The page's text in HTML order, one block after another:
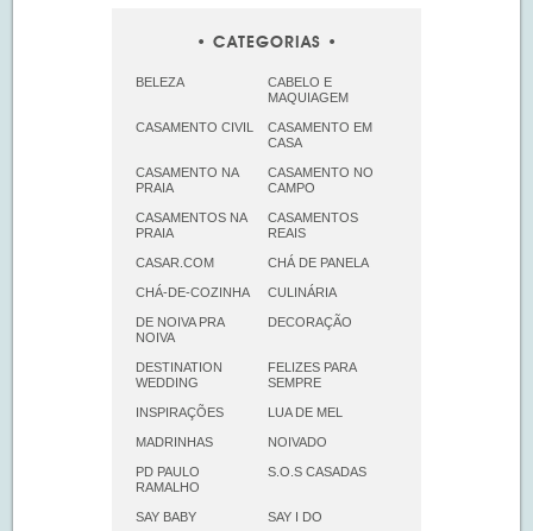
CATEGORIAS
BELEZA
CABELO E
MAQUIAGEM
CASAMENTO CIVIL
CASAMENTO EM
CASA
CASAMENTO NA
PRAIA
CASAMENTO NO
CAMPO
CASAMENTOS NA
PRAIA
CASAMENTOS
REAIS
CASAR.COM CHÁ DE PANELA
CHÁ-DE-COZINHA CULINÁRIA
DE NOIVA PRA
NOIVA
DECORAÇÃO
DESTINATION
WEDDING
FELIZES PARA
SEMPRE
INSPIRAÇÕES LUA DE MEL
MADRINHAS NOIVADO
PD PAULO
RAMALHO
S.O.S CASADAS
SAY BABY SAY I DO